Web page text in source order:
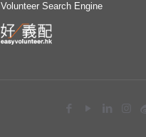
Volunteer Search Engine